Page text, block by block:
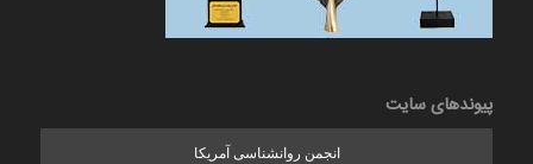
پیوندهای سایت
انجمن روانشناسی آمریکا